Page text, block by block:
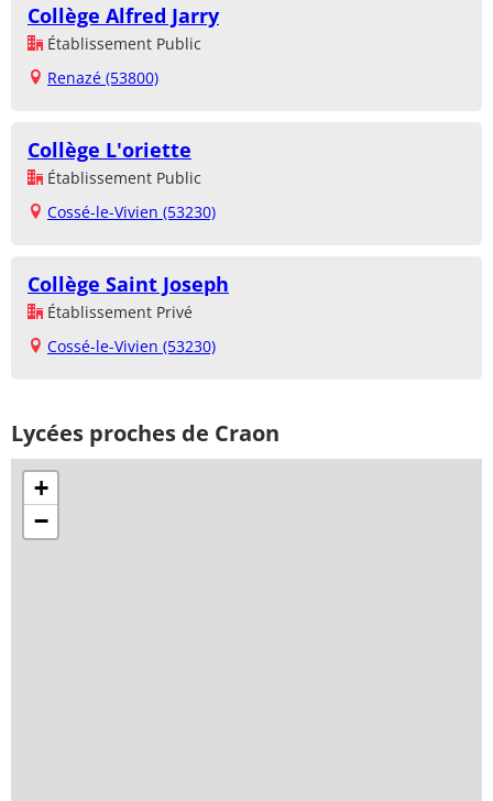
Collège Alfred Jarry
Établissement Public
Renazé (53800)
Collège L'oriette
Établissement Public
Cossé-le-Vivien (53230)
Collège Saint Joseph
Établissement Privé
Cossé-le-Vivien (53230)
Lycées proches de Craon
+
−